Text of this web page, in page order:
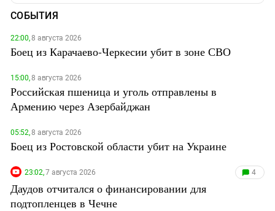
СОБЫТИЯ
22:00,8 августа 2026
Боец из Карачаево-Черкесии убит в зоне СВО
15:00,8 августа 2026
Российская пшеница и уголь отправлены в
Армению через Азербайджан
05:52,8 августа 2026
Боец из Ростовской области убит на Украине
23:02,7 августа 2026 4
Даудов отчитался о финансировании для
подтопленцев в Чечне